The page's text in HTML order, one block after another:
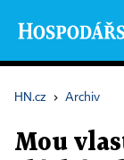
HN.cz › Archiv
Mou